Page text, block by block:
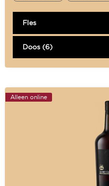
Fles
Doos (6)
Alleen online